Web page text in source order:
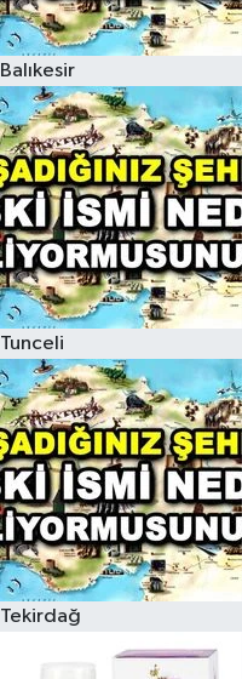
Balıkesir
Tunceli
Tekirdağ